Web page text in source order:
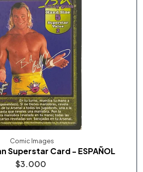
Comic Images
Superstar Card - ESPAÑOL
$3.000